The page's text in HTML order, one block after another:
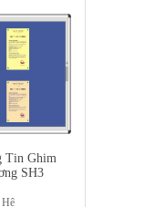
Tin Ghim
SH3